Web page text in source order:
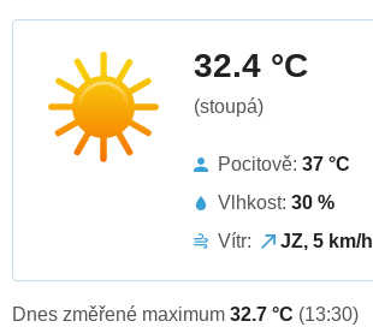
32.4 °C
(stoupá)
Pocitově: 37 °C
Vlhkost: 30 %
Vítr:
JZ, 5 km/h
Dnes změřené maximum 32.7 °C (13:30)